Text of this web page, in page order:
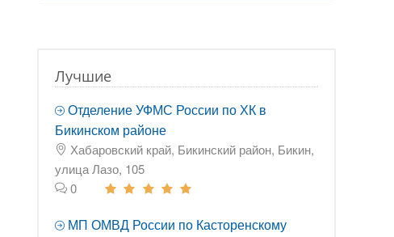
Лучшие
Отделение УФМС России по ХК в
Бикинском районе
Хабаровский край, Бикинский район, Бикин,
улица Лазо, 105
0
МП ОМВД России по Касторенскому